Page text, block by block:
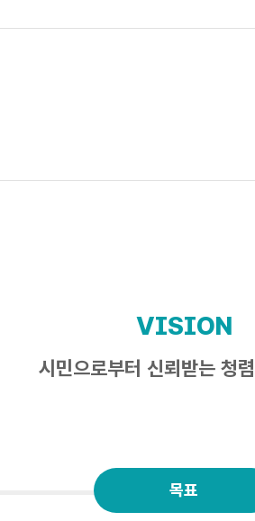
VISION
시민으로부터 신뢰받는 청
목표